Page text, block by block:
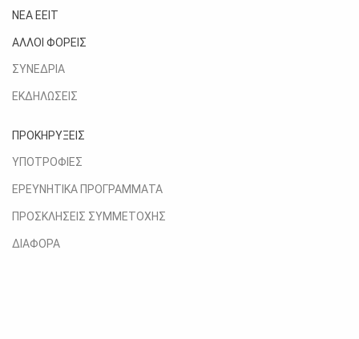
ΝΕΑ ΕΕΙΤ
ΑΛΛΟΙ ΦΟΡΕΙΣ
ΣΥΝΕΔΡΙΑ
ΕΚΔΗΛΩΣΕΙΣ
ΠΡΟΚΗΡΥΞΕΙΣ
ΥΠΟΤΡΟΦΙΕΣ
ΕΡΕΥΝΗΤΙΚΑ ΠΡΟΓΡΑΜΜΑΤΑ
ΠΡΟΣΚΛΗΣΕΙΣ ΣΥΜΜΕΤΟΧΗΣ
ΔΙΑΦΟΡΑ